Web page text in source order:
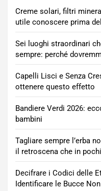
Creme solari, filtri
utile conoscere prima
Sei luoghi straordinari
sempre: perché
Capelli Lisci e Senza
ottenere questo effetto
Bandiere Verdi 2026:
bambini
Tagliare sempre l’erba
il retroscena che in
Decifrare i Codici delle
Identificare le Bucce